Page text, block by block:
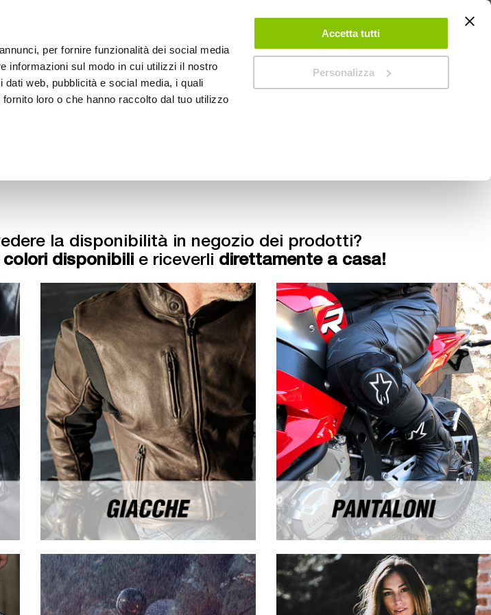
per fornire funzionalità dei social media
informazioni sul modo in cui utilizzi il nostro
web, pubblicità e social media, i quali
loro o che hanno raccolto dal tuo utilizzo
Accetta tutti
Personalizza
CONTATTACI NEGOZI IL MIO NEGOZIO
la disponibilità in negozio dei prodotti?
disponibili e riceverli direttamente a casa!